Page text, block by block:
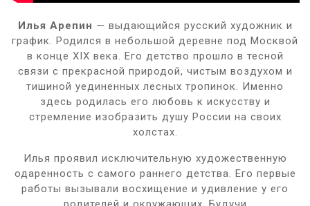
Илья Арепин — выдающийся русский художник и
график. Родился в небольшой деревне под Москвой
в конце XIX века. Его детство прошло в тесной
связи с прекрасной природой, чистым воздухом и
тишиной уединенных лесных тропинок. Именно
здесь родилась его любовь к искусству и
стремление изобразить душу России на своих
холстах.
Илья проявил исключительную художественную
одаренность с самого раннего детства. Его первые
работы вызывали восхищение и удивление у его